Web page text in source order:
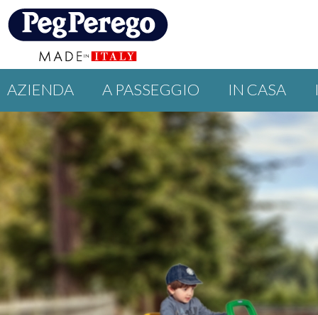
AZIENDA A PASSEGGIO IN CASA
PROMOZIONI
GUIDE EVENTI